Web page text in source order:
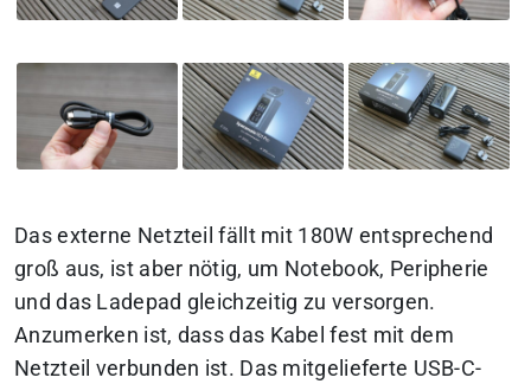
Das externe Netzteil fällt mit 180W entsprechend
groß aus, ist aber nötig, um Notebook, Peripherie
und das Ladepad gleichzeitig zu versorgen.
Anzumerken ist, dass das Kabel fest mit dem
Netzteil verbunden ist. Das mitgelieferte USB-C-